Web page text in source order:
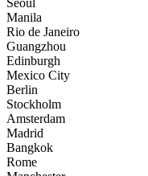
Seoul
Manila
Rio de Janeiro
Guangzhou
Edinburgh
Mexico City
Berlin
Stockholm
Amsterdam
Madrid
Bangkok
Rome